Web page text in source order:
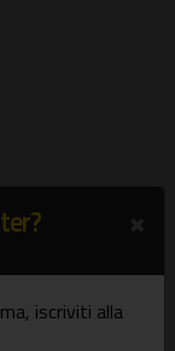
iscriviti alla